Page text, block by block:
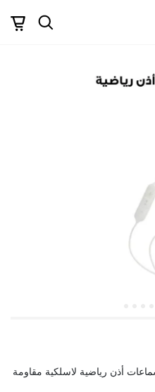
رن ٢ بي تي | سماعات أذن رياضية لاسلكية مقاومة